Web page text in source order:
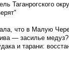
Таганрогского
что в Малую
— засилье медуз?
и тарани: